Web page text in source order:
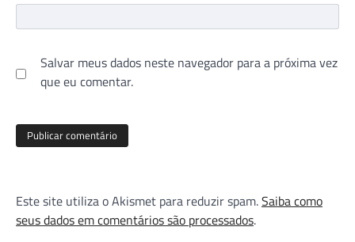
Salvar meus dados neste navegador para a próxima vez
que eu comentar.
Este site utiliza o Akismet para reduzir spam.Saiba como
seus dados em comentários são processados.